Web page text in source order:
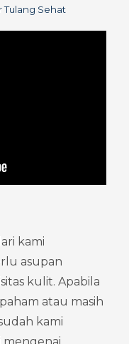
Tulang Sehat
kami
asupan
kulit. Apabila
atau masih
kami